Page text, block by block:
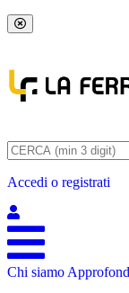
Accedi o registrati
Chi siamo